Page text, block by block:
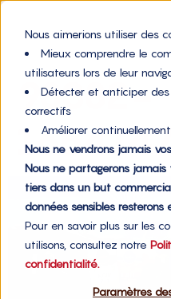
Nous aimerions utiliser des
Mieux comprendre le
utilisateurs lors de leur
Détecter et anticiper
correctifs
Améliorer
Nous ne vendrons jamais
Nous ne partagerons
tiers dans un but
données sensibles resterons
Pour en savoir plus sur les
utilisons, consultez notre
confidentialité.
Paramètres
98382-